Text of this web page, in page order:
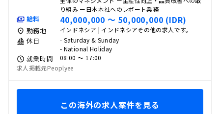
り組み ー日本本社へのレポート業務
給料 40,000,000 〜 50,000,000 (IDR)
勤務地 インドネシア | インドネシアその他の求人です。
休日
- Saturday & Sunday
- National Holiday
就業時間
08:00 〜 17:00
求人掲載元Peoplyee
この海外の求人案件を見る